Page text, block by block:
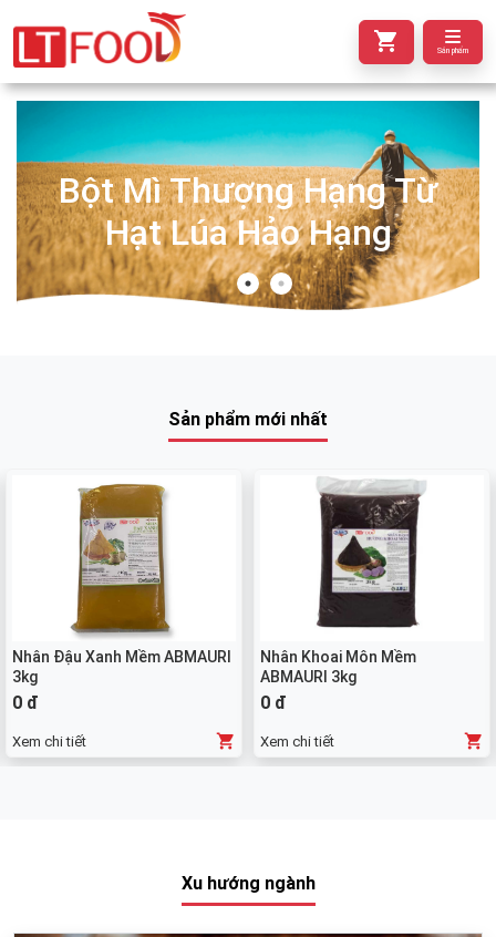
Sản phẩm
Bột Mì Thượng Hạng Từ
Hạt Lúa Hảo Hạng
Sản phẩm mới nhất
Nhân Đậu Xanh Mềm ABMAURI
3kg
0 đ
Xem chi tiết
Nhân Khoai Môn Mềm
ABMAURI 3kg
0 đ
Xem chi tiết
Xu hướng ngành